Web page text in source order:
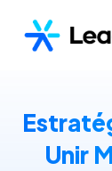
Unir